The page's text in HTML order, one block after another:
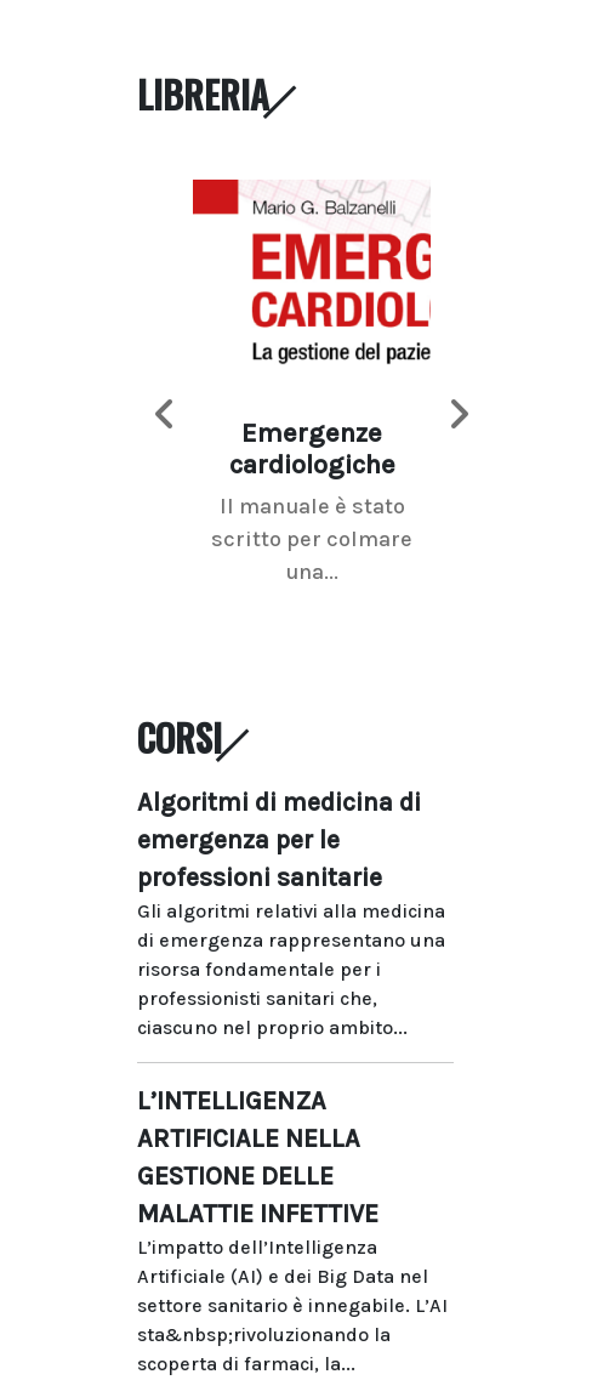
LIBRERIA
Emergenze
cardiologiche
Il manuale è stato
scritto per colmare
una...
CORSI
Algoritmi di medicina di
emergenza per le
professioni sanitarie
Gli algoritmi relativi alla medicina
di emergenza rappresentano una
risorsa fondamentale per i
professionisti sanitari che,
ciascuno nel proprio ambito...
L’INTELLIGENZA
ARTIFICIALE NELLA
GESTIONE DELLE
MALATTIE INFETTIVE
L’impatto dell’Intelligenza
Artificiale (AI) e dei Big Data nel
settore sanitario è innegabile. L’AI
sta&nbsp;rivoluzionando la
scoperta di farmaci, la...